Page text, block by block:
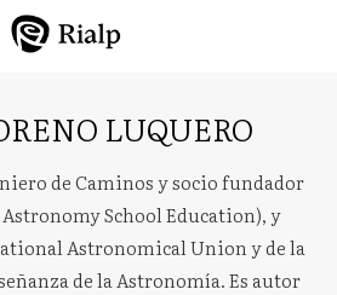
LUQUERO
de Caminos y socio fundador
School Education), y
Astronomical Union y de la
de la Astronomía. Es autor